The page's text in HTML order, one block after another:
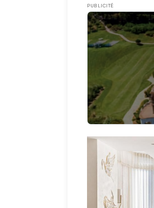
PUBLICITÉ